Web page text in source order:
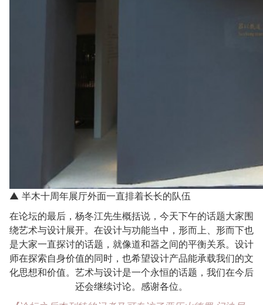
▲ 半木十周年展厅外面一直排着长长的队伍
在论坛的最后，杨冬江先生概括说，今天下午的话题大家围
绕艺术与设计展开。在设计与功能当中，形而上、形而下也
是大家一直探讨的话题，就像道和器之间的平衡关系。设计
师在探索自身价值的同时，也希望设计产品能承载我们的文
化思想和价值。艺术与设计是一个永恒的话题，我们在今后
还会继续讨论。感谢各位。